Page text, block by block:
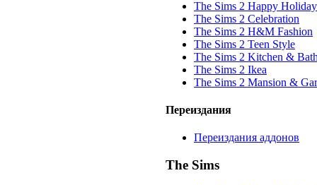
The Sims 2 Happy Holiday
The Sims 2 Celebration
The Sims 2 H&M Fashion
The Sims 2 Teen Style
The Sims 2 Kitchen &
The Sims 2 Ikea
The Sims 2 Mansion &
Переиздания
Переиздания аддонов
The Sims